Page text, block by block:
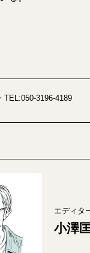
TEL:050-3196-4189
エディタ
小澤